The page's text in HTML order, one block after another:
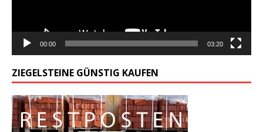
00:00 03:20
ZIEGELSTEINE GÜNSTIG KAUFEN